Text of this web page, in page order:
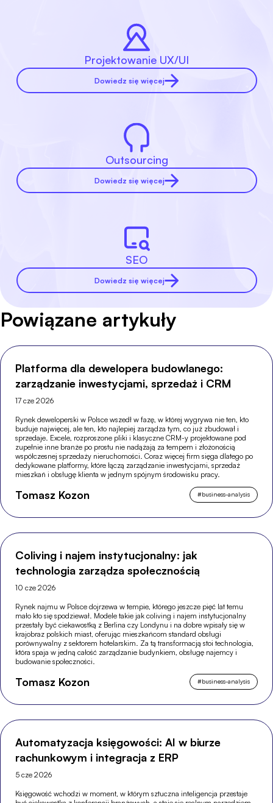
Projektowanie UX/UI
Dowiedz się więcej
Outsourcing
Dowiedz się więcej
SEO
Dowiedz się więcej
Powiązane artykuły
Platforma dla dewelopera budowlanego:
zarządzanie inwestycjami, sprzedaż i CRM
17 cze 2026
Rynek deweloperski w Polsce wszedł w fazę, w której wygrywa nie ten, kto
buduje najwięcej, ale ten, kto najlepiej zarządza tym, co już zbudował i
sprzedaje. Excele, rozproszone pliki i klasyczne CRM-y projektowane pod
zupełnie inne branże po prostu nie nadążają za tempem i złożonością
współczesnej sprzedaży nieruchomości. Coraz więcej firm sięga dlatego po
dedykowane platformy, które łączą zarządzanie inwestycjami, sprzedaż
mieszkań i obsługę klienta w jednym spójnym środowisku pracy.
Tomasz Kozon #business-analysis
Coliving i najem instytucjonalny: jak
technologia zarządza społecznością
10 cze 2026
Rynek najmu w Polsce dojrzewa w tempie, którego jeszcze pięć lat temu
mało kto się spodziewał. Modele takie jak coliving i najem instytucjonalny
przestały być ciekawostką z Berlina czy Londynu i na dobre wpisały się w
krajobraz polskich miast, oferując mieszkańcom standard obsługi
porównywalny z sektorem hotelarskim. Za tą transformacją stoi technologia,
która spaja w jedną całość zarządzanie budynkiem, obsługę najemcy i
budowanie społeczności.
Tomasz Kozon #business-analysis
Automatyzacja księgowości: AI w biurze
rachunkowym i integracja z ERP
5 cze 2026
Księgowość wchodzi w moment, w którym sztuczna inteligencja przestaje